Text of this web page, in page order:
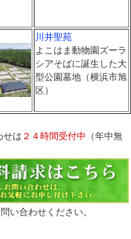
川井聖苑
よこはま動物園ズーラ
シアそばに誕生した大
型公園墓地（横浜市旭
区）
せは ２４時間受付中 （年中無
い合わせください。